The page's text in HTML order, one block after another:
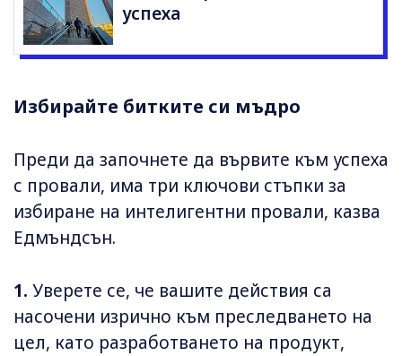
успеха
Избирайте битките си мъдро
Преди да започнете да вървите към успеха
с провали, има три ключови стъпки за
избиране на интелигентни провали, казва
Едмъндсън.
1. Уверете се, че вашите действия са
насочени изрично към преследването на
цел, като разработването на продукт,